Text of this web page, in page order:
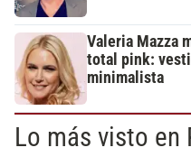
Valeria Mazza
total pink:
minimalista
Lo más visto en